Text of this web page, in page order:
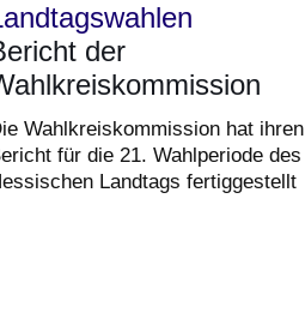
der
Wahlkreiskommission hat ihren
für die 21. Wahlperiode des
Landtags fertiggestellt